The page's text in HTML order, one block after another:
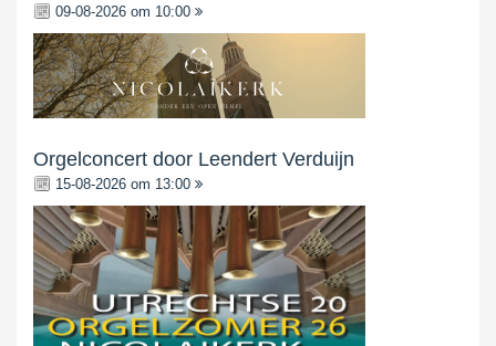
09-08-2026 om 10:00
Orgelconcert door Leendert Verduijn
15-08-2026 om 13:00